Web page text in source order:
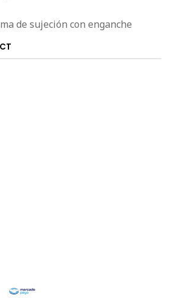
de sujeción con enganche